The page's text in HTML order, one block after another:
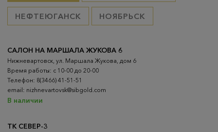
НЕФТЕЮГАНСК НОЯБРЬСК
ТК СЕВЕР-3
САЛОН НА МАРШАЛА ЖУКОВА 6
Нижневартовск, ул. Маршала Жукова, дом 6
Время работы: с 10-00 до 20-00
Телефон: 8(3466) 41-51-51
email: nizhnevartovsk@sibgold.com
В наличии